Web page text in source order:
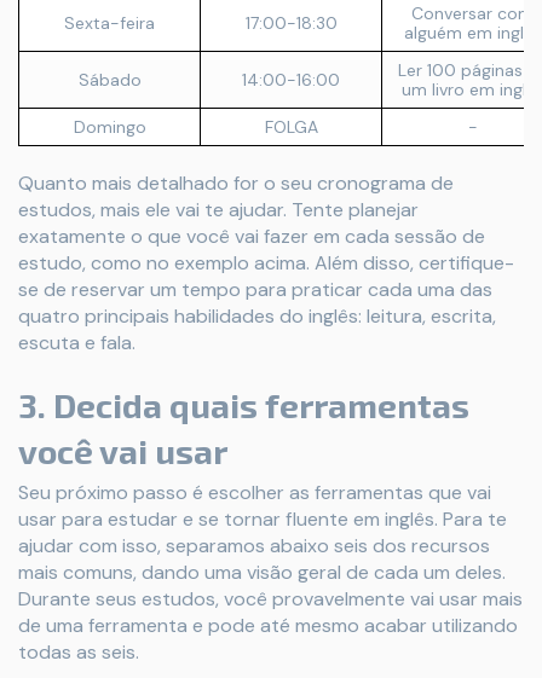
Sexta-feira 17:00-18:30
Conversar com
alguém em inglês
Sábado 14:00-16:00
Ler 100 páginas
um livro em
Domingo
FOLGA -
Quanto mais detalhado for o seu cronograma de
estudos, mais ele vai te ajudar. Tente planejar
exatamente o que você vai fazer em cada sessão de
estudo, como no exemplo acima. Além disso, certifique-
se de reservar um tempo para praticar cada uma das
quatro principais habilidades do inglês: leitura, escrita,
escuta e fala.
3. Decida quais ferramentas
você vai usar
Seu próximo passo é escolher as ferramentas que vai
usar para estudar e se tornar fluente em inglês. Para te
ajudar com isso, separamos abaixo seis dos recursos
mais comuns, dando uma visão geral de cada um deles.
Durante seus estudos, você provavelmente vai usar mais
de uma ferramenta e pode até mesmo acabar utilizando
todas as seis.